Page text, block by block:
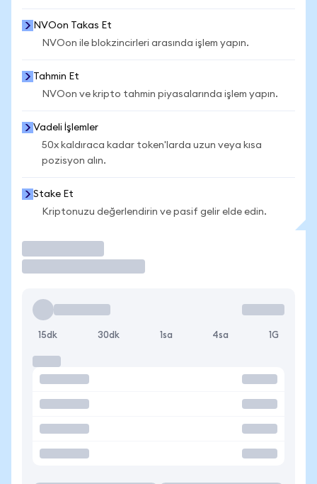
NVOon Takas Et
NVOon ile blokzincirleri arasında işlem yapın.
Tahmin Et
NVOon ve kripto tahmin piyasalarında işlem yapın.
Vadeli İşlemler
50x kaldıraca kadar token'larda uzun veya kısa
pozisyon alın.
Stake Et
Kriptonuzu değerlendirin ve pasif gelir elde edin.
15dk 30dk 1sa 4sa 1G